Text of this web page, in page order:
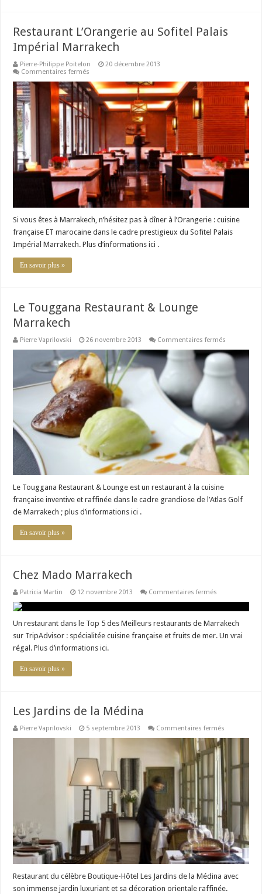
Restaurant L’Orangerie au Sofitel Palais
Impérial Marrakech
Pierre-Philippe Poitelon
20 décembre 2013
Commentaires fermés
L’Orangerie
au
Sofitel
Palais
Impérial
Si vous êtes à Marrakech, n’hésitez pas à dîner à l’Orangerie : cuisine
française ET marocaine dans le cadre prestigieux du Sofitel Palais
Impérial Marrakech. Plus d’informations ici .
En savoir plus »
Le Touggana Restaurant & Lounge
Marrakech
Pierre Vaprilovski 26 novembre 2013 Commentaires fermés
Touggana
Restaurant
Lounge
Marrakech
Le Touggana Restaurant & Lounge est un restaurant à la cuisine
française inventive et raffinée dans le cadre grandiose de l’Atlas Golf
de Marrakech ; plus d’informations ici .
En savoir plus »
Chez Mado Marrakech
Patricia Martin 12 novembre 2013 Commentaires fermés
Un restaurant dans le Top 5 des Meilleurs restaurants de Marrakech
sur TripAdvisor : spécialitée cuisine française et fruits de mer. Un vrai
régal. Plus d’informations ici.
En savoir plus »
Les Jardins de la Médina
Pierre Vaprilovski 5 septembre 2013 Commentaires fermés
Jardins
la
Médina
Restaurant du célèbre Boutique-Hôtel Les Jardins de la Médina avec
son immense jardin luxuriant et sa décoration orientale raffinée.